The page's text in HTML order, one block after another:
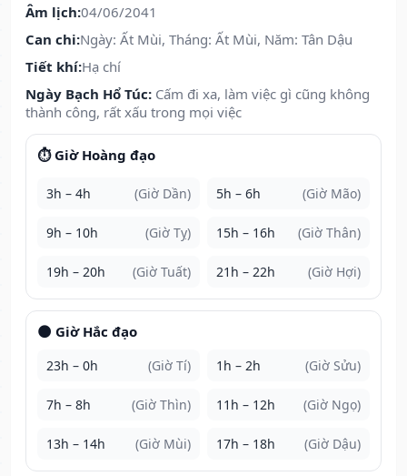
Âm lịch:04/06/2041
Can chi:Ngày: Ất Mùi, Tháng: Ất Mùi, Năm: Tân Dậu
Tiết khí:Hạ chí
Ngày Bạch Hổ Túc: Cấm đi xa, làm việc gì cũng không
thành công, rất xấu trong mọi việc
⏱️ Giờ Hoàng đạo
3h – 4h (Giờ Dần) 5h – 6h (Giờ Mão)
9h – 10h (Giờ Tỵ) 15h – 16h (Giờ Thân)
19h – 20h (Giờ Tuất) 21h – 22h (Giờ Hợi)
🌑 Giờ Hắc đạo
23h – 0h (Giờ Tí) 1h – 2h (Giờ Sửu)
7h – 8h (Giờ Thìn) 11h – 12h (Giờ Ngọ)
13h – 14h (Giờ Mùi) 17h – 18h (Giờ Dậu)